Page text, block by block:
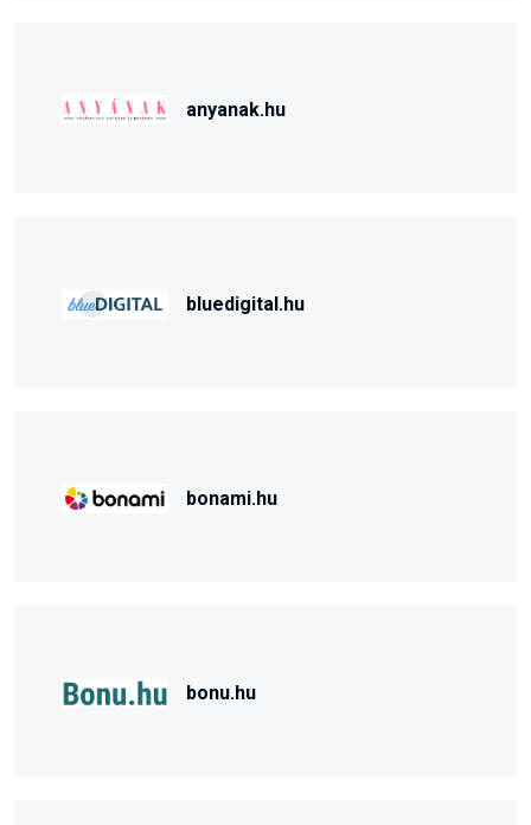
anyanak.hu
bluedigital.hu
bonami.hu
bonu.hu